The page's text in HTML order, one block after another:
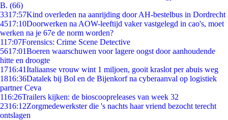
B. (66)
3317:57Kind overleden na aanrijding door AH-bestelbus in Dordrecht
4517:10Doorwerken na AOW-leeftijd vaker vastgelegd in cao's, moet
werken na je 67e de norm worden?
117:07Forensics: Crime Scene Detective
5617:01Boeren waarschuwen voor lagere oogst door aanhoudende
hitte en droogte
1716:41Italiaanse vrouw wint 1 miljoen, gooit kraslot per abuis weg
1816:36Datalek bij Bol en de Bijenkorf na cyberaanval op logistiek
partner Ceva
116:26Trailers kijken: de bioscoopreleases van week 32
2316:12Zorgmedewerkster die 's nachts haar vriend bezocht terecht
ontslagen